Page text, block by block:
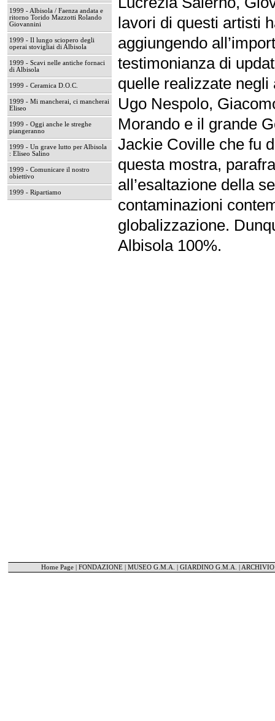
1999 - Albisola / Faenza andata e
ritorno Torido Mazzotti Rolando
Giovannini
1999 - Il lungo sciopero degli
operai stovigliai di Albisola
1999 - Scavi nelle antiche fornaci
di Albisola
1999 - Ceramica D.O.C.
1999 - Mi mancherai, ci mancherai
Eliseo
1999 - Oggi anche le streghe
piangeranno
1999 - Un grave lutto per Albisola
: Eliseo Salino
1999 - Comunicare il nostro
obiettivo
1999 - Ripartiamo
lavori di questi artisti
aggiungendo
testimonianza di
quelle realizzate
Ugo Nespolo,
Morando e il grande
Jackie Coville che fu
questa mostra,
all’esaltazione della
contaminazioni
globalizzazione.
Albisola 100%.
Home Page FONDAZIONE MUSEO G.M.A. GIARDINO G.M.A.